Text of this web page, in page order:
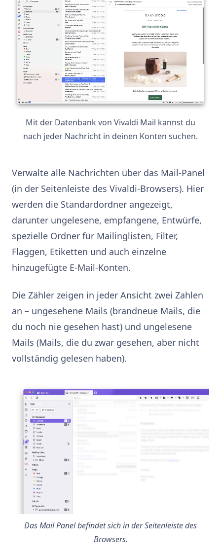
Mit der Datenbank von Vivaldi Mail kannst du
nach jeder Nachricht in deinen Konten suchen.
Verwalte alle Nachrichten über das Mail-Panel
(in der Seitenleiste des Vivaldi-Browsers). Hier
werden die Standardordner angezeigt,
darunter ungelesene, empfangene, Entwürfe,
spezielle Ordner für Mailinglisten, Filter,
Flaggen, Etiketten und auch einzelne
hinzugefügte E-Mail-Konten.
Die Zähler zeigen in jeder Ansicht zwei Zahlen
an – ungesehene Mails (brandneue Mails, die
du noch nie gesehen hast) und ungelesene
Mails (Mails, die du zwar gesehen, aber nicht
vollständig gelesen haben).
Das Mail Panel befindet sich in der Seitenleiste des
Browsers.